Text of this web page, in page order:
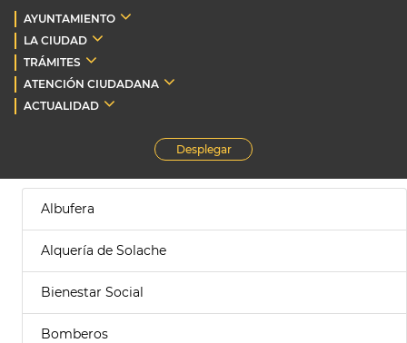
AYUNTAMIENTO
LA CIUDAD
TRÁMITES
ATENCIÓN CIUDADANA
ACTUALIDAD
Desplegar
Albufera
Alquería de Solache
Bienestar Social
Bomberos